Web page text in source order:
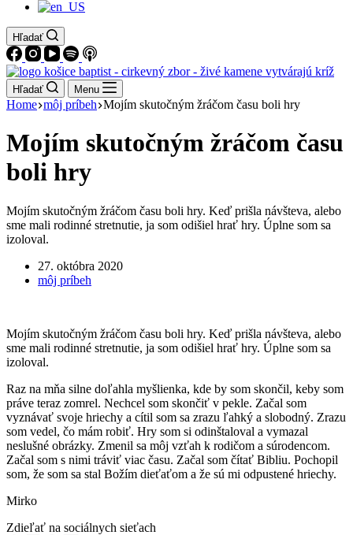
Hľadať
Hľadať Menu
Home môj príbeh Mojím skutočným žráčom času boli hry
Mojím skutočným žráčom času
boli hry
Mojím skutočným žráčom času boli hry. Keď prišla návšteva, alebo
sme mali rodinné stretnutie, ja som odišiel hrať hry. Úplne som sa
izoloval.
27. októbra 2020
môj príbeh
Mojím skutočným žráčom času boli hry. Keď prišla návšteva, alebo
sme mali rodinné stretnutie, ja som odišiel hrať hry. Úplne som sa
izoloval.
Raz na mňa silne doľahla myšlienka, kde by som skončil, keby som
práve teraz zomrel. Nechcel som skončiť v pekle. Začal som
vyznávať svoje hriechy a cítil som sa zrazu ľahký a slobodný. Zrazu
som vedel, čo mám robiť. Hry som si odinštaloval a vymazal
neslušné obrázky. Zmenil sa môj vzťah k rodičom a súrodencom.
Začal som s nimi tráviť viac času. Začal som čítať Bibliu. Pochopil
som, že som sa stal Božím dieťaťom a že sú mi odpustené hriechy.
Mirko
Zdieľať na sociálnych sieťach